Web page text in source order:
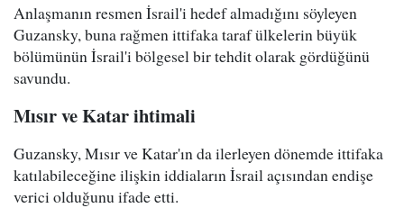
Anlaşmanın resmen İsrail'i hedef almadığını söyleyen
Guzansky, buna rağmen ittifaka taraf ülkelerin büyük
bölümünün İsrail'i bölgesel bir tehdit olarak gördüğünü
savundu.
Mısır ve Katar ihtimali
Guzansky, Mısır ve Katar'ın da ilerleyen dönemde ittifaka
katılabileceğine ilişkin iddiaların İsrail açısından endişe
verici olduğunu ifade etti.